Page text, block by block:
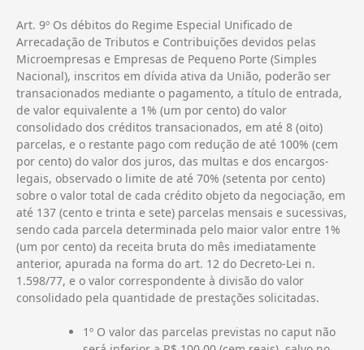
Art. 9º Os débitos do Regime Especial Unificado de
Arrecadação de Tributos e Contribuições devidos pelas
Microempresas e Empresas de Pequeno Porte (Simples
Nacional), inscritos em dívida ativa da União, poderão ser
transacionados mediante o pagamento, a título de entrada,
de valor equivalente a 1% (um por cento) do valor
consolidado dos créditos transacionados, em até 8 (oito)
parcelas, e o restante pago com redução de até 100% (cem
por cento) do valor dos juros, das multas e dos encargos-
legais, observado o limite de até 70% (setenta por cento)
sobre o valor total de cada crédito objeto da negociação, em
até 137 (cento e trinta e sete) parcelas mensais e sucessivas,
sendo cada parcela determinada pelo maior valor entre 1%
(um por cento) da receita bruta do mês imediatamente
anterior, apurada na forma do art. 12 do Decreto-Lei n.
1.598/77, e o valor correspondente à divisão do valor
consolidado pela quantidade de prestações solicitadas.
1º O valor das parcelas previstas no caput não